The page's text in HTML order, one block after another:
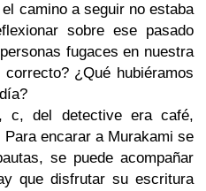
camino a seguir no estaba
sobre ese pasado
fugaces en nuestra
¿Qué hubiéramos
c, del detective era café,
encarar a Murakami se
se puede acompañar
que disfrutar su escritura